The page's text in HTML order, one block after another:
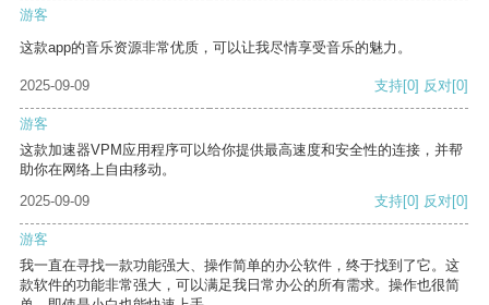
游客
这款app的音乐资源非常优质，可以让我尽情享受音乐的魅力。
2025-09-09 支持[0] 反对[0]
游客
这款加速器VPM应用程序可以给你提供最高速度和安全性的连接，并帮
助你在网络上自由移动。
2025-09-09
支持[0] 反对[0]
游客
我一直在寻找一款功能强大、操作简单的办公软件，终于找到了它。这
款软件的功能非常强大，可以满足我日常办公的所有需求。操作也很简